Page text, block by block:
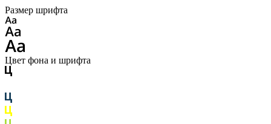
Размер шрифта
Цвет фона и шрифта